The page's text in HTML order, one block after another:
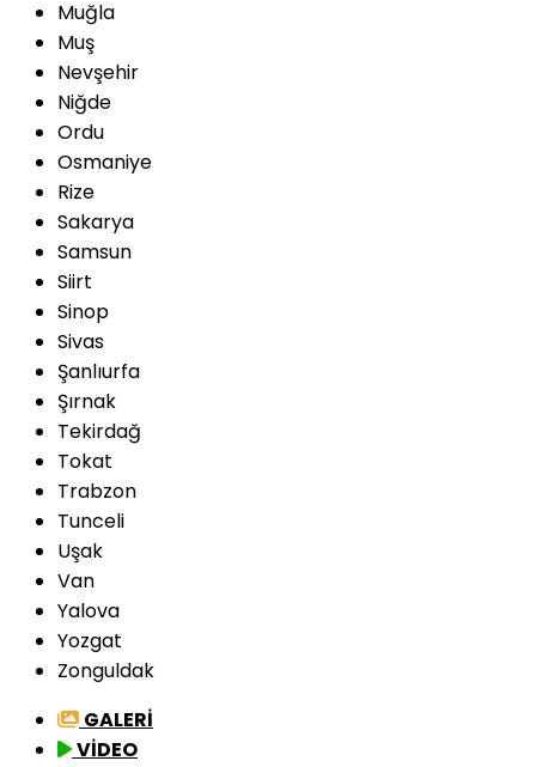
Muğla
Muş
Nevşehir
Niğde
Ordu
Osmaniye
Rize
Sakarya
Samsun
Siirt
Sinop
Sivas
Şanlıurfa
Şırnak
Tekirdağ
Tokat
Trabzon
Tunceli
Uşak
Van
Yalova
Yozgat
Zonguldak
GALERİ
VİDEO